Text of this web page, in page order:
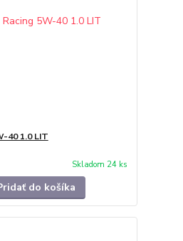
40 1.0 LIT
Skladom 24 ks
do košíka